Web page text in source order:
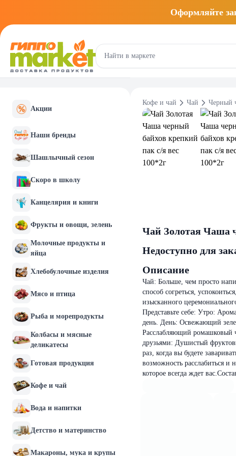
Оформляйте
Акции
Наши бренды
Шашлычный сезон
Скоро в школу
Канцелярия и книги
Фрукты и овощи, зелень
Молочные продукты и
яйца
Хлебобулочные изделия
Мясо и птица
Рыба и морепродукты
Колбасы и мясные
деликатесы
Готовая продукция
Кофе и чай
Вода и напитки
Детство и материнство
Макароны, мука и крупы
Кофе и чай Чай Черный
Чай Золотая Чаша
Недоступно для
Описание
Чай: Больше, чем просто
способ согреться,
изысканного
Представьте себе: Утро:
день. День: Освежающий
Расслабляющий ромашковый
друзьями: Душистый
раз, когда вы будете
возможность расслабиться и
которое всегда ждет